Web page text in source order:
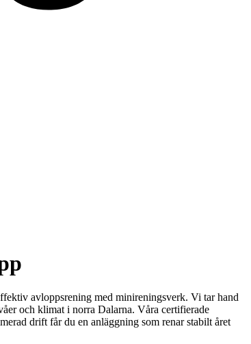
avloppsrening med minireningsverk. Vi tar hand
och klimat i norra Dalarna. Våra certifierade
drift får du en anläggning som renar stabilt året